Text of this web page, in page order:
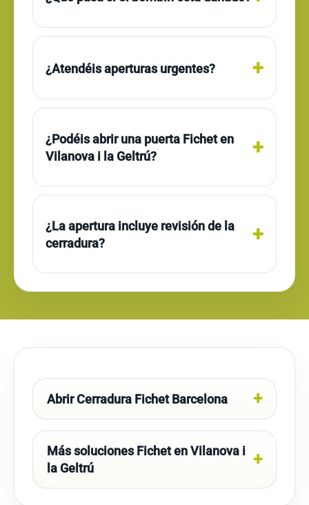
¿Atendéis aperturas urgentes?
¿Podéis abrir una puerta Fichet en
Vilanova i la Geltrú?
¿La apertura incluye revisión de la
cerradura?
Abrir Cerradura Fichet Barcelona
Más soluciones Fichet en Vilanova i
la Geltrú